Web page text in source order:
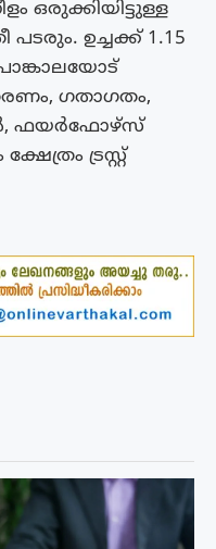
ഒരുക്കിയിട്ടുള്ള
ഉച്ചക്ക് 1.15
ഗതാഗതം,
ഫയർഫോഴ്സ്
ട്രസ്റ്റ്